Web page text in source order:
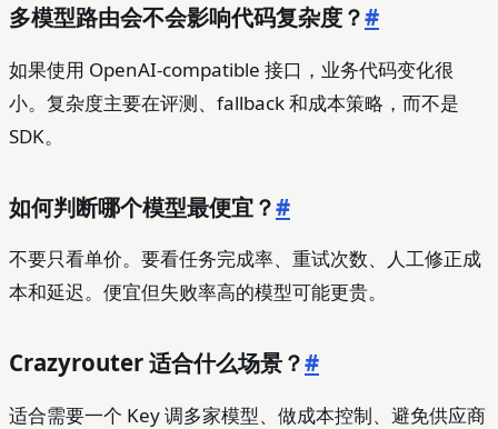
多模型路由会不会影响代码复杂度？#
如果使用 OpenAI-compatible 接口，业务代码变化很
小。复杂度主要在评测、fallback 和成本策略，而不是
SDK。
如何判断哪个模型最便宜？#
不要只看单价。要看任务完成率、重试次数、人工修正成
本和延迟。便宜但失败率高的模型可能更贵。
Crazyrouter 适合什么场景？#
适合需要一个 Key 调多家模型、做成本控制、避免供应商